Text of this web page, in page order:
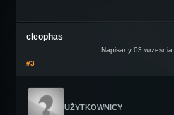
cleophas
Napisany 03
#3
UŻYTKOWNICY